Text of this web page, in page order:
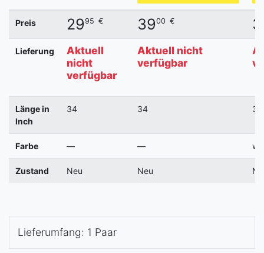
Preis 2995 € 3900 €
Lieferung
Aktuell
nicht
verfügbar
Aktuell nicht
verfügbar
Länge in
Inch
34 34 34
Farbe — —
Zustand Neu Neu
Lieferumfang: 1 Paar